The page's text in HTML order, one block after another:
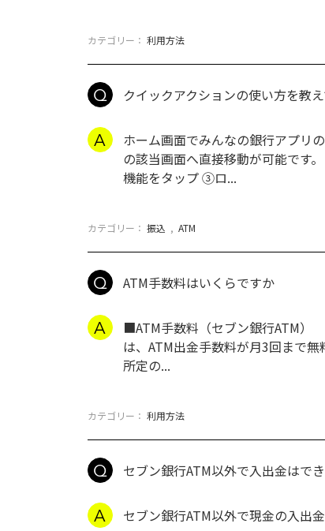
カテゴリー： 利用方法
クイックアクションの使い方を教
ホーム画面でみんなの銀行アプリ
の該当画面へ直接移動が可能です
機能をタップ ③ロ...
カテゴリー： 振込 , ATM
ATM手数料はいくらですか
■ATM手数料（セブン銀行ATM
は、ATM出金手数料が月3回まで
所定の...
カテゴリー： 利用方法
セブン銀行ATM以外で入出金はで
セブン銀行ATM以外で現金の入出